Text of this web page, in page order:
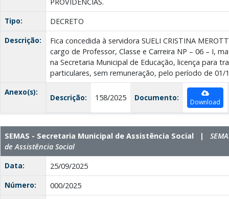
Tipo:
DECRETO
Descrição:
Fica concedida à servidora SUELI CRISTINA
cargo de Professor, Classe e Carreira NP – 06 – I,
na Secretaria Municipal de Educação, licença para
particulares, sem remuneração, pelo período de 01/
Anexo(s):
Descrição: 158/2025 Documento: Download
SEMAS - Secretaria Municipal de Assistência Social |
de Assistência Social
Data:
25/09/2025
Número:
000/2025